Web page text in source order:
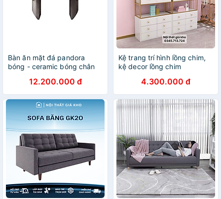
Bàn ăn mặt đá pandora
bóng - ceramic bóng chân
12.200.000 đ
Kệ trang trí hình lồng chim,
kệ decor lồng chim
4.300.000 đ